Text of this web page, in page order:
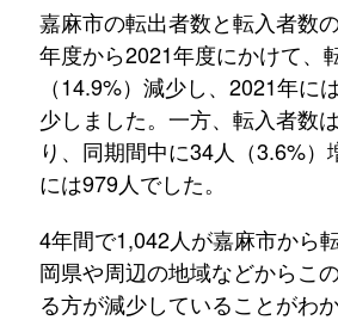
嘉麻市の転出者数と転入者数
年度から2021年度にかけて、
（14.9%）減少し、2021年に
少しました。一方、転入者数
り、同期間中に34人（3.6%）
には979人でした。
4年間で1,042人が嘉麻市から
岡県や周辺の地域などからこ
る方が減少していることがわか